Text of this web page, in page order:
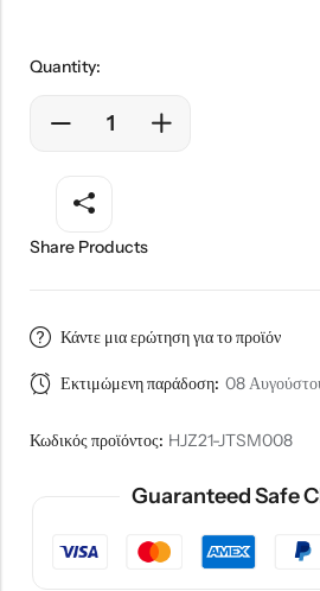
Quantity:
Share Products
Κάντε μια ερώτηση για το προϊόν
Εκτιμώμενη παράδοση: 08
Κωδικός προϊόντος: HJZ21-JTSM008
Guaranteed Safe